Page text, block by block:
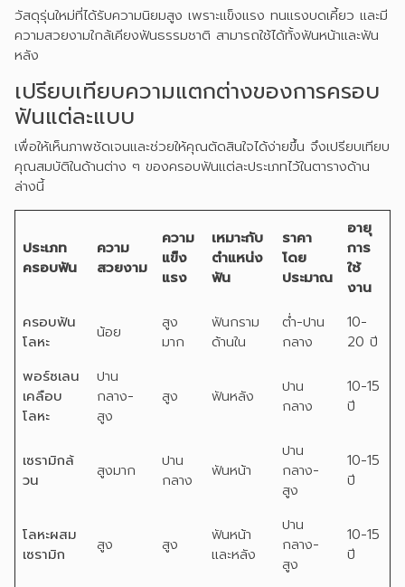
วัสดุรุ่นใหม่ที่ได้รับความนิยมสูง เพราะแข็งแรง ทนแรงบดเคี้ยว และมี
ความสวยงามใกล้เคียงฟันธรรมชาติ สามารถใช้ได้ทั้งฟันหน้าและฟัน
หลัง
เปรียบเทียบความแตกต่างของการครอบ
ฟันแต่ละแบบ
เพื่อให้เห็นภาพชัดเจนและช่วยให้คุณตัดสินใจได้ง่ายขึ้น จึงเปรียบเทียบ
คุณสมบัติในด้านต่าง ๆ ของครอบฟันแต่ละประเภทไว้ในตารางด้าน
ล่างนี้
ประเภท
ครอบฟัน
ความ
สวยงาม
ความ
แข็ง
แรง
เหมาะกับ
ตำแหน่ง
ฟัน
ราคา
โดย
ประมาณ
อายุ
การ
ใช้
งาน
ครอบฟัน
โลหะ
น้อย
สูง
มาก
ฟันกราม
ด้านใน
ต่ำ-ปาน
กลาง
10-
20 ปี
พอร์ซเลน
เคลือบ
โลหะ
ปาน
กลาง-
สูง
สูง ฟันหลัง
ปาน
กลาง
10-15
ปี
เซรามิกล้
วน
สูงมาก
ปาน
กลาง
ฟันหน้า
ปาน
กลาง-
สูง
10-15
ปี
โลหะผสม
เซรามิก
สูง สูง
ฟันหน้า
และหลัง
ปาน
กลาง-
สูง
10-15
ปี